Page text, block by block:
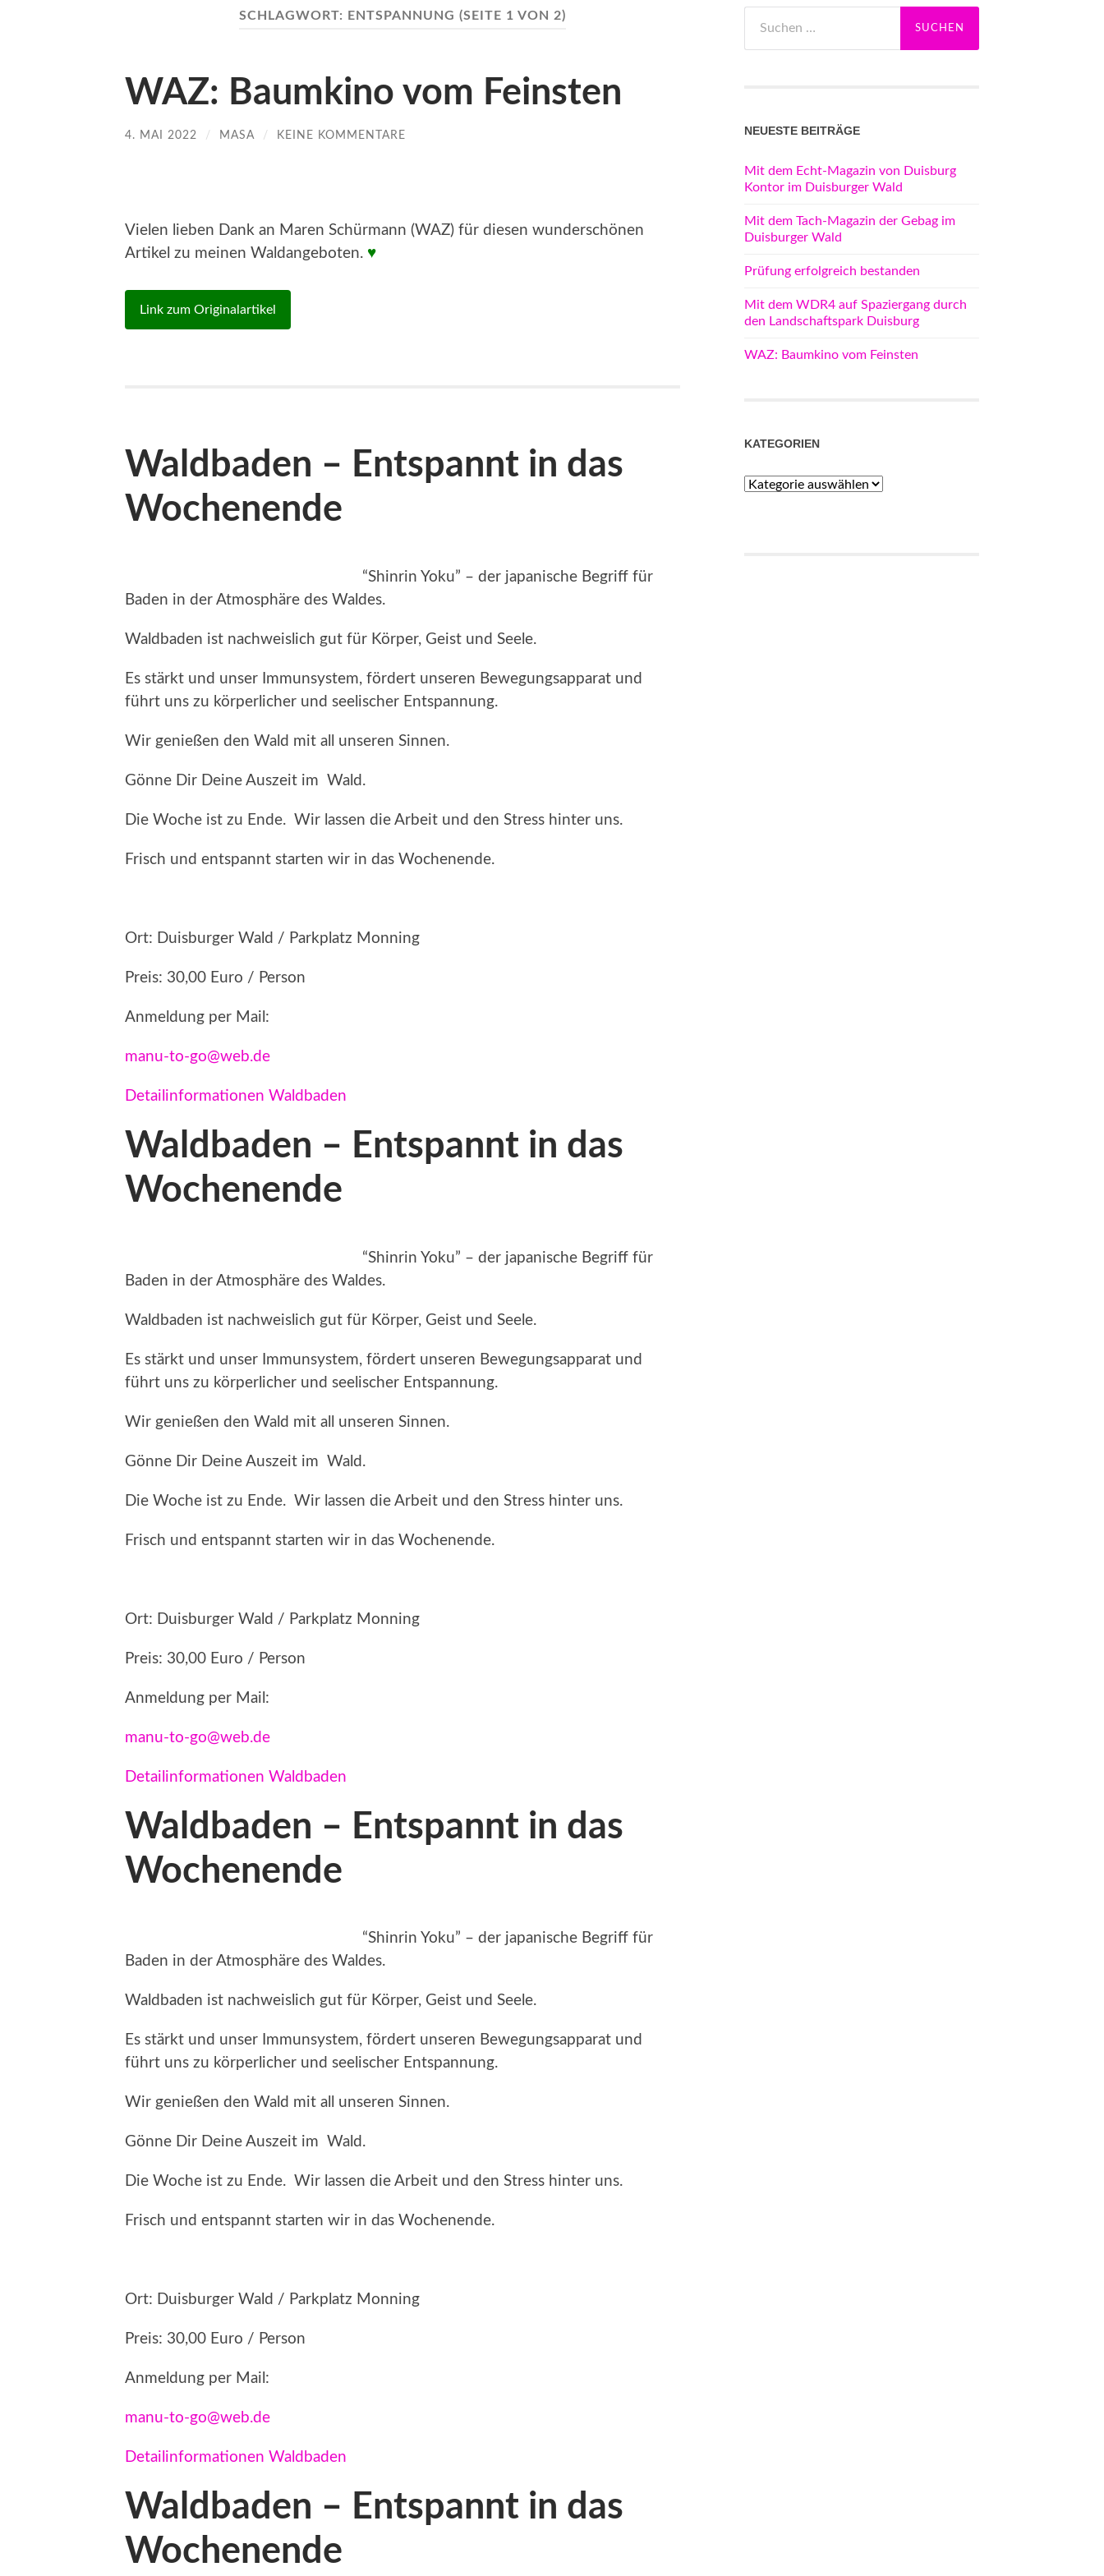
SCHLAGWORT: ENTSPANNUNG (SEITE 1 VON 2)
WAZ: Baumkino vom Feinsten
4. MAI 2022 / MASA / KEINE KOMMENTARE
Vielen lieben Dank an Maren Schürmann (WAZ) für diesen wunderschönen
Artikel zu meinen Waldangeboten. ♥
Link zum Originalartikel
Waldbaden – Entspannt in das
Wochenende
“Shinrin Yoku” – der japanische Begriff für
Baden in der Atmosphäre des Waldes.
Waldbaden ist nachweislich gut für Körper, Geist und Seele.
Es stärkt und unser Immunsystem, fördert unseren Bewegungsapparat und
führt uns zu körperlicher und seelischer Entspannung.
Wir genießen den Wald mit all unseren Sinnen.
Gönne Dir Deine Auszeit im Wald.
Die Woche ist zu Ende. Wir lassen die Arbeit und den Stress hinter uns.
Frisch und entspannt starten wir in das Wochenende.
Ort: Duisburger Wald / Parkplatz Monning
Preis: 30,00 Euro / Person
Anmeldung per Mail:
manu-to-go@web.de
Detailinformationen Waldbaden
Waldbaden – Entspannt in das
Wochenende
“Shinrin Yoku” – der japanische Begriff für
Baden in der Atmosphäre des Waldes.
Waldbaden ist nachweislich gut für Körper, Geist und Seele.
Es stärkt und unser Immunsystem, fördert unseren Bewegungsapparat und
führt uns zu körperlicher und seelischer Entspannung.
Wir genießen den Wald mit all unseren Sinnen.
Gönne Dir Deine Auszeit im Wald.
Die Woche ist zu Ende. Wir lassen die Arbeit und den Stress hinter uns.
Frisch und entspannt starten wir in das Wochenende.
Ort: Duisburger Wald / Parkplatz Monning
Preis: 30,00 Euro / Person
Anmeldung per Mail:
manu-to-go@web.de
Detailinformationen Waldbaden
Waldbaden – Entspannt in das
Wochenende
“Shinrin Yoku” – der japanische Begriff für
Baden in der Atmosphäre des Waldes.
Waldbaden ist nachweislich gut für Körper, Geist und Seele.
Es stärkt und unser Immunsystem, fördert unseren Bewegungsapparat und
führt uns zu körperlicher und seelischer Entspannung.
Wir genießen den Wald mit all unseren Sinnen.
Gönne Dir Deine Auszeit im Wald.
Die Woche ist zu Ende. Wir lassen die Arbeit und den Stress hinter uns.
Frisch und entspannt starten wir in das Wochenende.
Ort: Duisburger Wald / Parkplatz Monning
Preis: 30,00 Euro / Person
Anmeldung per Mail:
manu-to-go@web.de
Detailinformationen Waldbaden
Waldbaden – Entspannt in das
Wochenende
nach:
NEUESTE BEITRÄGE
Mit dem Echt-Magazin von Duisburg
Kontor im Duisburger Wald
Mit dem Tach-Magazin der Gebag im
Duisburger Wald
Prüfung erfolgreich bestanden
Mit dem WDR4 auf Spaziergang durch
den Landschaftspark Duisburg
WAZ: Baumkino vom Feinsten
KATEGORIEN
Kategorien